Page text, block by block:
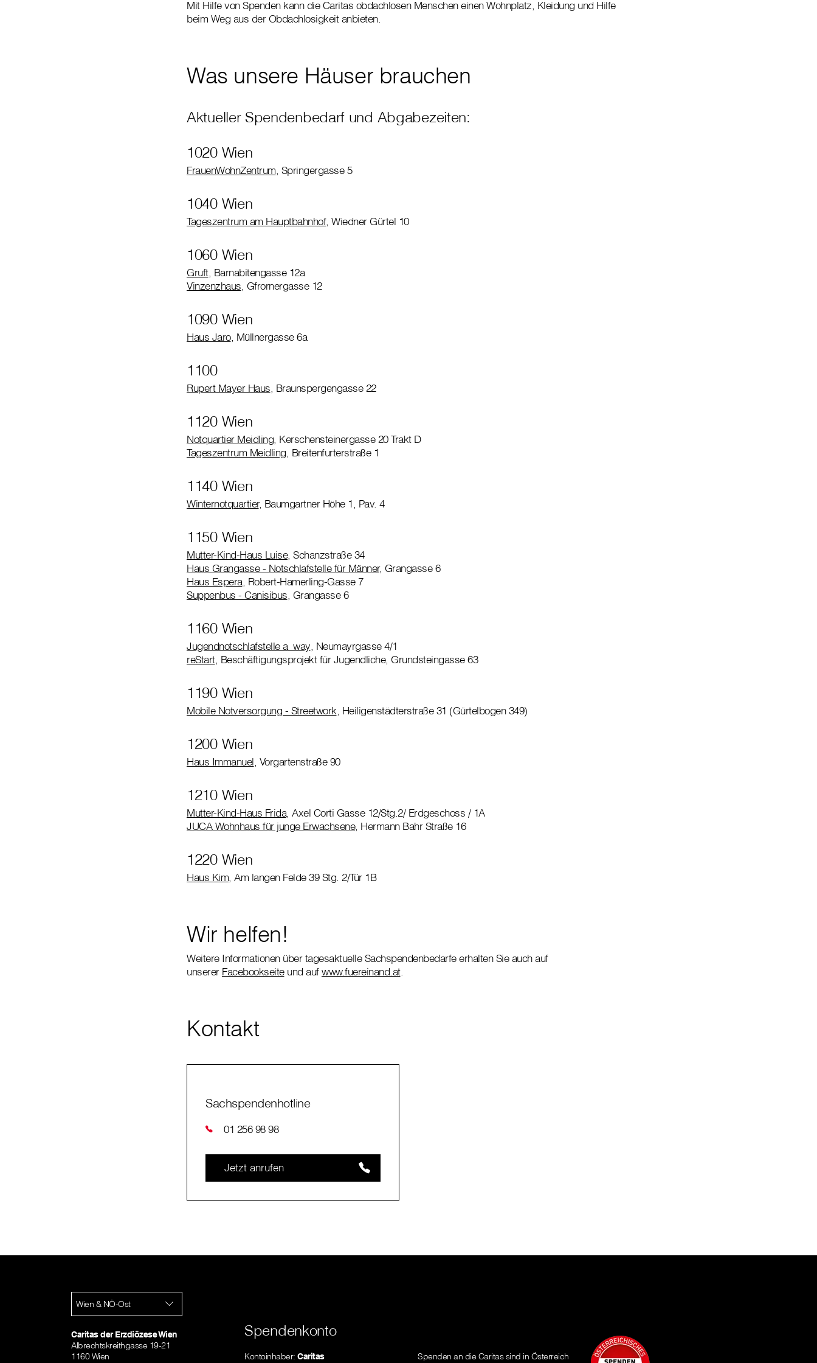
Mit Hilfe von Spenden kann die Caritas obdachlosen Menschen einen Wohnplatz, Kleidung und Hilfe
beim Weg aus der Obdachlosigkeit anbieten.
Was unsere Häuser brauchen
Aktueller Spendenbedarf und Abgabezeiten:
1020 Wien
FrauenWohnZentrum , Springergasse 5
1040 Wien
Tageszentrum am Hauptbahnhof, Wiedner Gürtel 10
1060 Wien
Gruft, Barnabitengasse 12a
Vinzenzhaus , Gfrornergasse 12
1090 Wien
Haus Jaro, Müllnergasse 6a
1100
Rupert Mayer Haus , Braunspergengasse 22
1120 Wien
Notquartier Meidling , Kerschensteinergasse 20 Trakt D
Tageszentrum Meidling , Breitenfurterstraße 1
1140 Wien
Winternotquartier, Baumgartner Höhe 1, Pav. 4
1150 Wien
Mutter-Kind-Haus Luise, Schanzstraße 34
Haus Grangasse - Notschlafstelle für Männer, Grangasse 6
Haus Espera , Robert-Hamerling-Gasse 7
Suppenbus - Canisibus , Grangasse 6
1160 Wien
Jugendnotschlafstelle a_way , Neumayrgasse 4/1
reStart, Beschäftigungsprojekt für Jugendliche, Grundsteingasse 63
1190 Wien
Mobile Notversorgung - Streetwork , Heiligenstädterstraße 31 (Gürtelbogen 349)
1200 Wien
Haus Immanuel , Vorgartenstraße 90
1210 Wien
Mutter-Kind-Haus Frida , Axel Corti Gasse 12/Stg.2/ Erdgeschoss / 1A
JUCA Wohnhaus für junge Erwachsene, Hermann Bahr Straße 16
1220 Wien
Haus Kim , Am langen Felde 39 Stg. 2/Tür 1B
Wir helfen!
Weitere Informationen über tagesaktuelle Sachspendenbedarfe erhalten Sie auch auf
unserer Facebookseiteund aufwww.fuereinand.at.
Kontakt
Sachspendenhotline
01 256 98 98
Jetzt anrufen
Wien & NÖ-Ost
Caritas der Erzdiözese Wien
Albrechtskreithgasse 19-21
1160 Wien
Spendenkonto
Kontoinhaber: Caritas
Spenden an die Caritas sind in Österreich